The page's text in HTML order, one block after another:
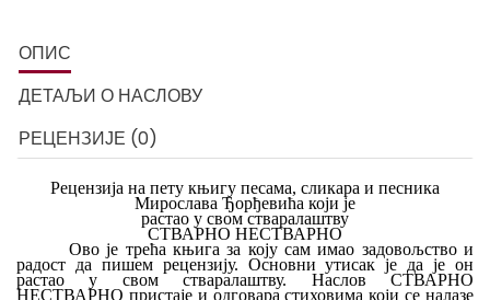
ОПИС
ДЕТАЉИ О НАСЛОВУ
РЕЦЕНЗИЈЕ (0)
Рецензија на пету књигу песама, сликара и песника
Мирослава Ђорђевића који је
растао у свом стваралаштву
СТВАРНО НЕСТВАРНО
Ово је трећа књига за коју сам имао задовољство и
радост да пишем рецензију. Основни утисак је да је он
растао у свом стваралаштву. Наслов СТВАРНО
НЕСТВАРНО пристаје и одговара стиховима који се налазе